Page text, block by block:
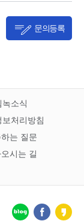
문의등록
녹소식
보처리방침
는 질문
시는 길